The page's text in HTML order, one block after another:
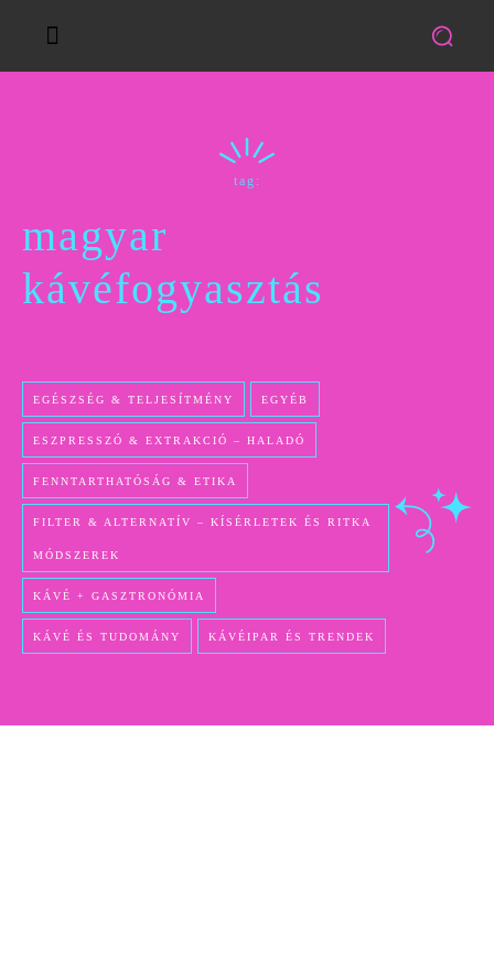
tag:
magyar
kávéfogyasztás
EGÉSZSÉG & TELJESÍTMÉNY EGYÉB
ESZPRESSZÓ & EXTRAKCIÓ – HALADÓ
FENNTARTHATÓSÁG & ETIKA
FILTER & ALTERNATÍV – KÍSÉRLETEK ÉS RITKA
MÓDSZEREK
KÁVÉ + GASZTRONÓMIA
KÁVÉ ÉS TUDOMÁNY KÁVÉIPAR ÉS TRENDEK